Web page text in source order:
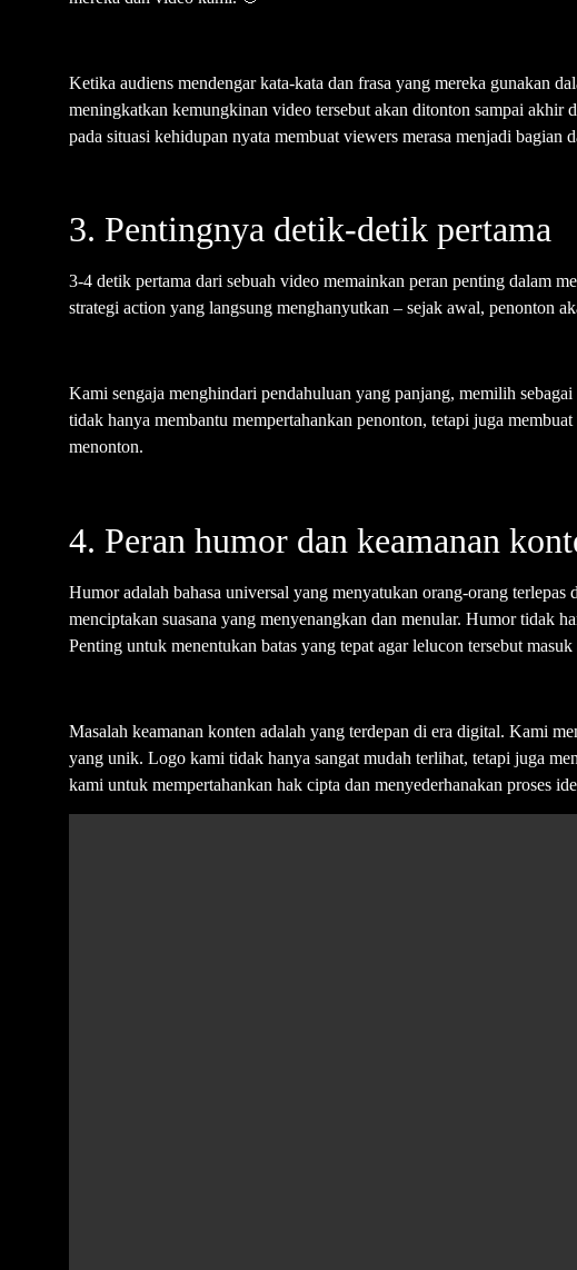
Ketika audiens mendengar kata-kata dan frasa yang mereka gunakan
meningkatkan kemungkinan video tersebut akan ditonton sampai akhir
pada situasi kehidupan nyata membuat viewers merasa menjadi bagian
3. Pentingnya detik-detik pertama
3-4 detik pertama dari sebuah video memainkan peran penting dalam
strategi action yang langsung menghanyutkan – sejak awal, penonton
Kami sengaja menghindari pendahuluan yang panjang, memilih
tidak hanya membantu mempertahankan penonton, tetapi juga
menonton.
4. Peran humor dan keamanan
Humor adalah bahasa universal yang menyatukan orang-orang
menciptakan suasana yang menyenangkan dan menular. Humor tidak
Penting untuk menentukan batas yang tepat agar lelucon tersebut
Masalah keamanan konten adalah yang terdepan di era digital. Kami
yang unik. Logo kami tidak hanya sangat mudah terlihat, tetapi juga
kami untuk mempertahankan hak cipta dan menyederhanakan proses